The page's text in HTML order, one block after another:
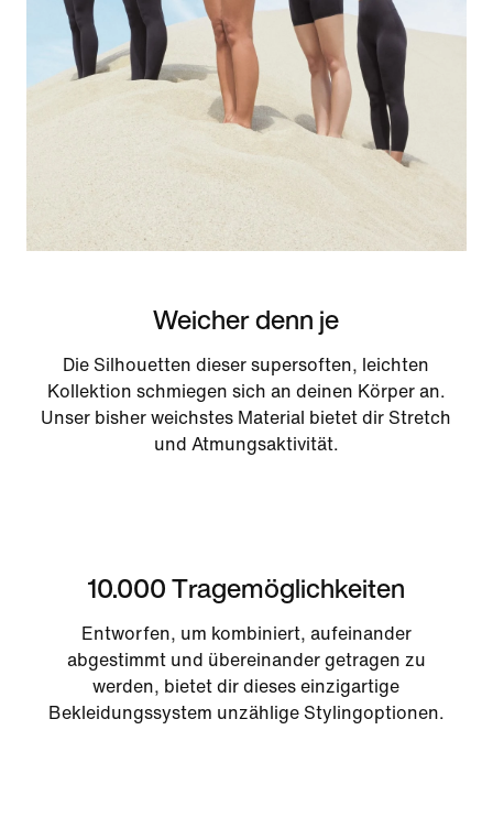
Weicher denn je
Die Silhouetten dieser supersoften, leichten
Kollektion schmiegen sich an deinen Körper an.
Unser bisher weichstes Material bietet dir Stretch
und Atmungsaktivität.
10.000 Tragemöglichkeiten
Entworfen, um kombiniert, aufeinander
abgestimmt und übereinander getragen zu
werden, bietet dir dieses einzigartige
Bekleidungssystem unzählige Stylingoptionen.